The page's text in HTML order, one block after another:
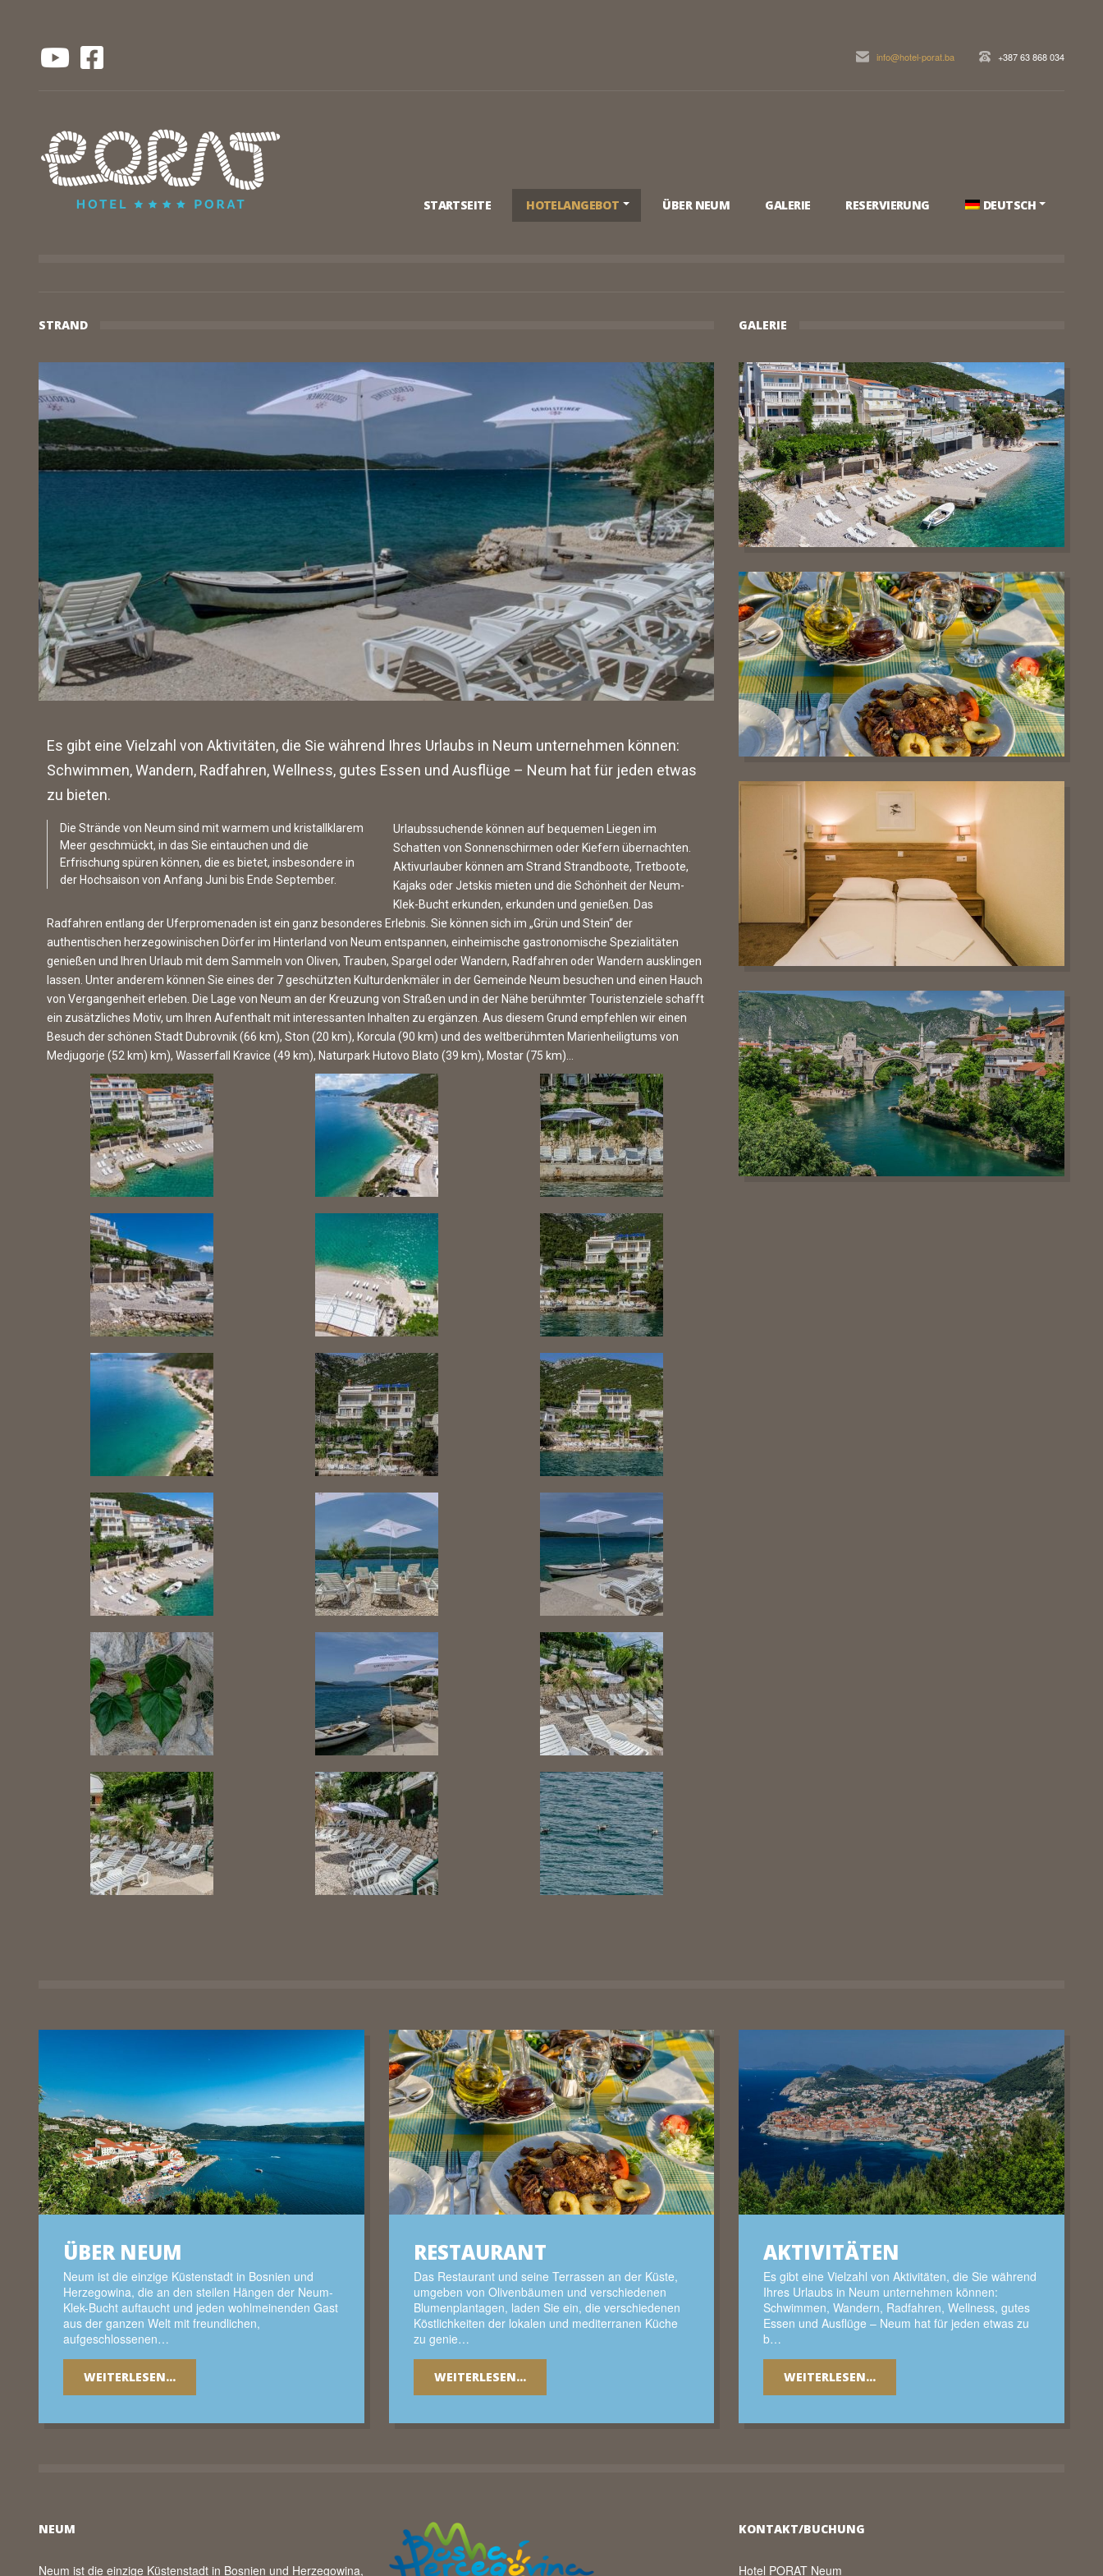
info@hotel-porat.ba +387 63 868 034
STARTSEITE HOTELANGEBOT ÜBER NEUM GALERIE RESERVIERUNG DEUTSCH
STRAND
Es gibt eine Vielzahl von Aktivitäten, die Sie während Ihres Urlaubs in Neum unternehmen können:
Schwimmen, Wandern, Radfahren, Wellness, gutes Essen und Ausflüge – Neum hat für jeden etwas
zu bieten.
Die Strände von Neum sind mit warmem und kristallklarem
Meer geschmückt, in das Sie eintauchen und die
Erfrischung spüren können, die es bietet, insbesondere in
der Hochsaison von Anfang Juni bis Ende September.
Urlaubssuchende können auf bequemen Liegen im
Schatten von Sonnenschirmen oder Kiefern übernachten.
Aktivurlauber können am Strand Strandboote, Tretboote,
Kajaks oder Jetskis mieten und die Schönheit der Neum-
Klek-Bucht erkunden, erkunden und genießen. Das
Radfahren entlang der Uferpromenaden ist ein ganz besonderes Erlebnis. Sie können sich im „Grün und Stein“ der
authentischen herzegowinischen Dörfer im Hinterland von Neum entspannen, einheimische gastronomische Spezialitäten
genießen und Ihren Urlaub mit dem Sammeln von Oliven, Trauben, Spargel oder Wandern, Radfahren oder Wandern ausklingen
lassen. Unter anderem können Sie eines der 7 geschützten Kulturdenkmäler in der Gemeinde Neum besuchen und einen Hauch
von Vergangenheit erleben. Die Lage von Neum an der Kreuzung von Straßen und in der Nähe berühmter Touristenziele schafft
ein zusätzliches Motiv, um Ihren Aufenthalt mit interessanten Inhalten zu ergänzen. Aus diesem Grund empfehlen wir einen
Besuch der schönen Stadt Dubrovnik (66 km), Ston (20 km), Korcula (90 km) und des weltberühmten Marienheiligtums von
Medjugorje (52 km) km), Wasserfall Kravice (49 km), Naturpark Hutovo Blato (39 km), Mostar (75 km)…
GALERIE
ÜBER NEUM
Neum ist die einzige Küstenstadt in Bosnien und
Herzegowina, die an den steilen Hängen der Neum-
Klek-Bucht auftaucht und jeden wohlmeinenden Gast
aus der ganzen Welt mit freundlichen,
aufgeschlossenen…
WEITERLESEN...
RESTAURANT
Das Restaurant und seine Terrassen an der Küste,
umgeben von Olivenbäumen und verschiedenen
Blumenplantagen, laden Sie ein, die verschiedenen
Köstlichkeiten der lokalen und mediterranen Küche
zu genie…
WEITERLESEN...
AKTIVITÄTEN
Es gibt eine Vielzahl von Aktivitäten, die Sie während
Ihres Urlaubs in Neum unternehmen können:
Schwimmen, Wandern, Radfahren, Wellness, gutes
Essen und Ausflüge – Neum hat für jeden etwas zu
b…
WEITERLESEN...
NEUM
Neum ist die einzige Küstenstadt in Bosnien und Herzegowina,
KONTAKT/BUCHUNG
Hotel PORAT Neum